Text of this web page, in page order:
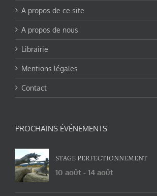
A propos de ce site
A propos de nous
Librairie
Mentions légales
Contact
PROCHAINS ÉVÉNEMENTS
STAGE PERFECTIONNEMENT
10 août - 14 août